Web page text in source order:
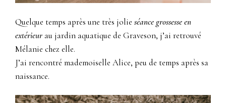
Quelque temps après une très jolie séance grossesse en
extérieur au jardin aquatique de Graveson, j’ai retrouvé
Mélanie chez elle.
J’ai rencontré mademoiselle Alice, peu de temps après sa
naissance.